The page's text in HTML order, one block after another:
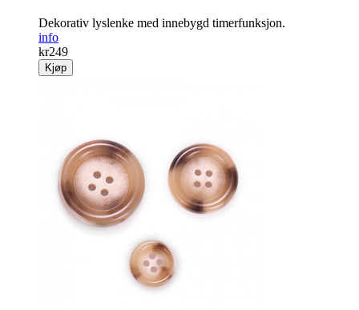
Dekorativ lyslenke med innebygd timerfunksjon.
info
kr249
Kjøp